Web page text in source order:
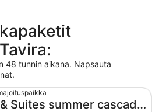
48 tunnin aikana. Napsauta
Suites summer cascade